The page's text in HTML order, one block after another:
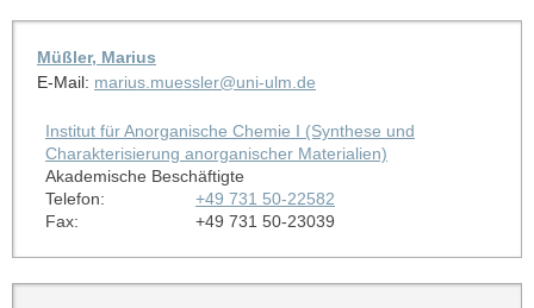
Müßler, Marius
E-Mail: marius.muessler@uni-ulm.de
Institut für Anorganische Chemie I (Synthese und
Charakterisierung anorganischer Materialien)
Akademische Beschäftigte
Telefon:
+49 731 50-22582
Fax:
+49 731 50-23039